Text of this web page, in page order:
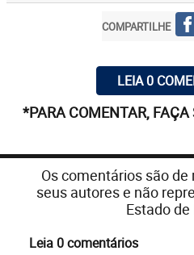
COMPARTILHE
LEIA 0
*PARA COMENTAR, FAÇA
Os comentários são
seus autores e não
Estado
Leia 0 comentários